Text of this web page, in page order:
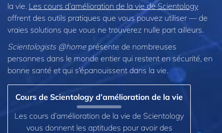
la vie. Les cours d’amélioration de la vie de Scientology
offrent des outils pratiques que vous pouvez utiliser — de
vraies solutions que vous ne trouverez nulle part ailleurs.
Scientologists @home présente de nombreuses
personnes dans le monde entier qui restent en sécurité, en
bonne santé et qui s’épanouissent dans la vie.
Cours de Scientology d’amélioration de la vie
Les cours d’amélioration de la vie de Scientology
vous donnent les aptitudes pour avoir des